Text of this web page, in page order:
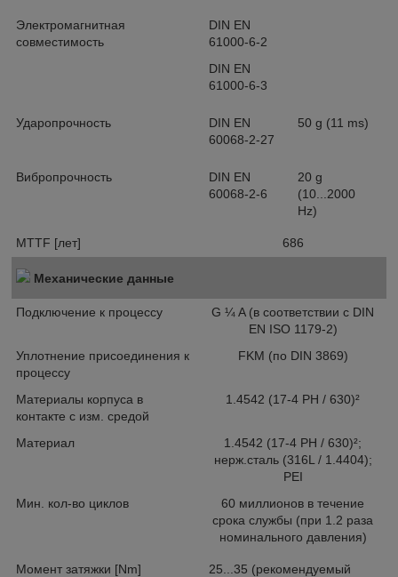
Электромагнитная
совместимость
DIN EN
61000-6-2
DIN EN
61000-6-3
Ударопрочность
DIN EN
60068-2-27
50 g (11 ms)
Вибропрочность
DIN EN
60068-2-6
20 g
(10...2000
Hz)
MTTF [лет] 686
Механические данные
Подключение к процессу
G ¼ A (в соответствии с DIN
EN ISO 1179-2)
Уплотнение присоединения к
процессу
FKM (по DIN 3869)
Материалы корпуса в
контакте с изм. средой
1.4542 (17-4 PH / 630)²
Материал
1.4542 (17-4 PH / 630)²;
нерж.сталь (316L / 1.4404);
PEI
Мин. кол-во циклов
60 миллионов в течение
срока службы (при 1.2 раза
номинального давления)
Момент затяжки [Nm]
25...35 (рекомендуемый